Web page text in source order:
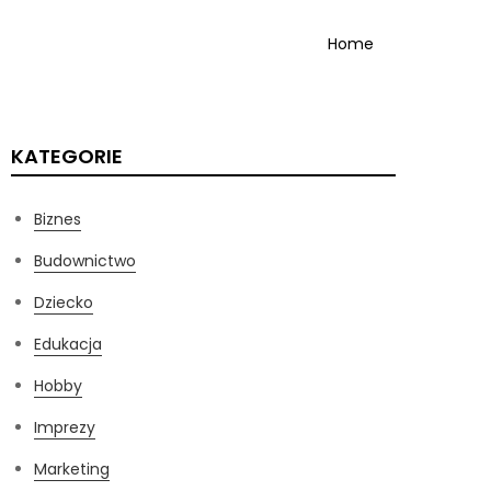
Home
KATEGORIE
Biznes
Budownictwo
Dziecko
Edukacja
Hobby
Imprezy
Marketing